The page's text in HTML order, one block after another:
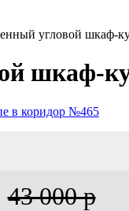
угловой шкаф-
шкаф-
43 000 р